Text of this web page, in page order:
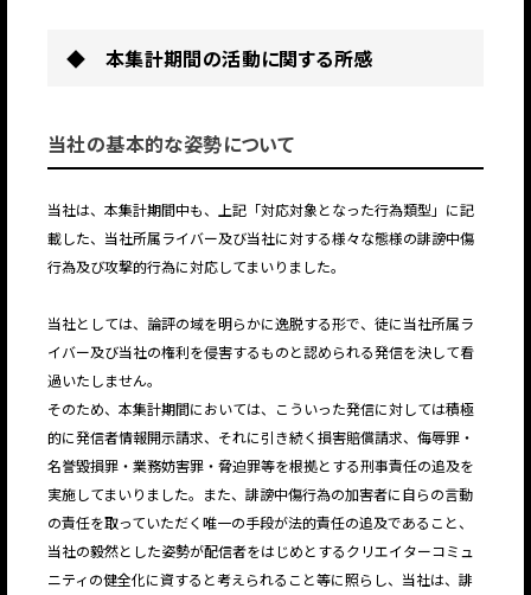
JP
◆ 本集計期間の活動に関する所感
当社の基本的な姿勢について
当社は、本集計期間中も、上記「対応対象となった行為類型」に記
載した、当社所属ライバー及び当社に対する様々な態様の誹謗中傷
行為及び攻撃的行為に対応してまいりました。
当社としては、論評の域を明らかに逸脱する形で、徒に当社所属ラ
イバー及び当社の権利を侵害するものと認められる発信を決して看
過いたしません。
そのため、本集計期間においては、こういった発信に対しては積極
的に発信者情報開示請求、それに引き続く損害賠償請求、侮辱罪・
名誉毀損罪・業務妨害罪・脅迫罪等を根拠とする刑事責任の追及を
実施してまいりました。また、誹謗中傷行為の加害者に自らの言動
の責任を取っていただく唯一の手段が法的責任の追及であること、
当社の毅然とした姿勢が配信者をはじめとするクリエイターコミュ
ニティの健全化に資すると考えられること等に照らし、当社は、誹